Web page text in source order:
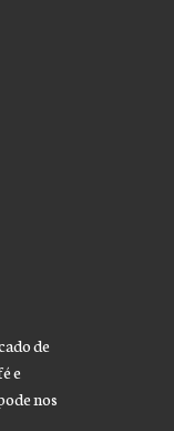
de
e
nos